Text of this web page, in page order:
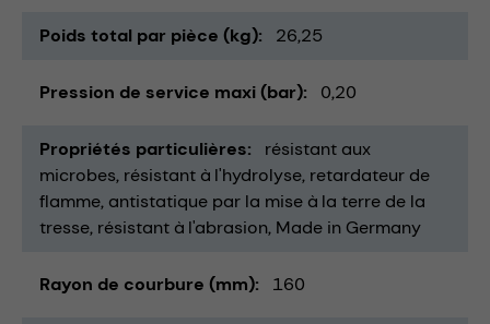
Poids total par pièce (kg) 26,25
Pression de service maxi (bar) 0,20
Propriétés particulières
résistant aux
microbes résistant à l'hydrolyse retardateur de
flamme antistatique par la mise à la terre de la
tresse résistant à l'abrasion Made in Germany
Rayon de courbure (mm) 160